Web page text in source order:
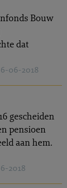
Bouw
dat
06-2018
gescheiden
pensioen
aan hem.
2018